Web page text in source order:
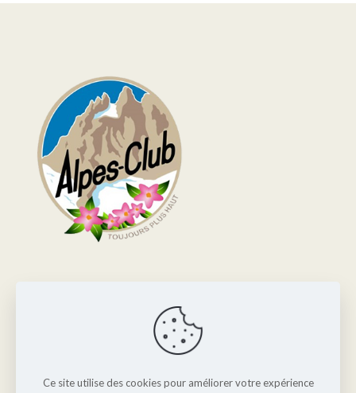
38100 Grenoble
Ce site utilise des cookies pour améliorer votre expérience